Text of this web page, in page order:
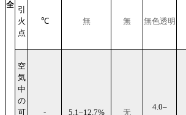
全
引
火
点
℃ 無 無 無色透明
空
気
中
の
可
- 5.1–12.7% 无
4.0–